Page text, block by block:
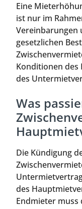
Eine
ist nur im
Vereinbarungen
gesetzlichen
Konditionen des
des
Was
Die Kündigung
des
Endmieter muss